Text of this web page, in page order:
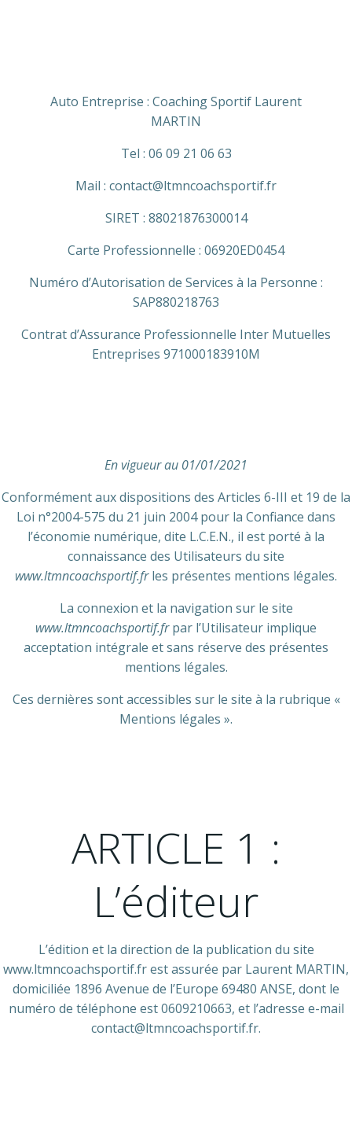
Auto Entreprise : Coaching Sportif Laurent
MARTIN
Tel : 06 09 21 06 63
Mail : contact@ltmncoachsportif.fr
SIRET : 88021876300014
Carte Professionnelle : 06920ED0454
Numéro d’Autorisation de Services à la Personne :
SAP880218763
Contrat d’Assurance Professionnelle Inter Mutuelles
Entreprises 971000183910M
En vigueur au 01/01/2021
Conformément aux dispositions des Articles 6-III et 19 de la
Loi n°2004-575 du 21 juin 2004 pour la Confiance dans
l’économie numérique, dite L.C.E.N., il est porté à la
connaissance des Utilisateurs du site
www.ltmncoachsportif.frles présentes mentions légales.
La connexion et la navigation sur le site
www.ltmncoachsportif.frpar l’Utilisateur implique
acceptation intégrale et sans réserve des présentes
mentions légales.
Ces dernières sont accessibles sur le site à la rubrique «
Mentions légales ».
ARTICLE 1 :
L’éditeur
L’édition et la direction de la publication du site
www.ltmncoachsportif.fr est assurée par Laurent MARTIN,
domiciliée 1896 Avenue de l’Europe 69480 ANSE, dont le
numéro de téléphone est 0609210663, et l’adresse e-mail
contact@ltmncoachsportif.fr.